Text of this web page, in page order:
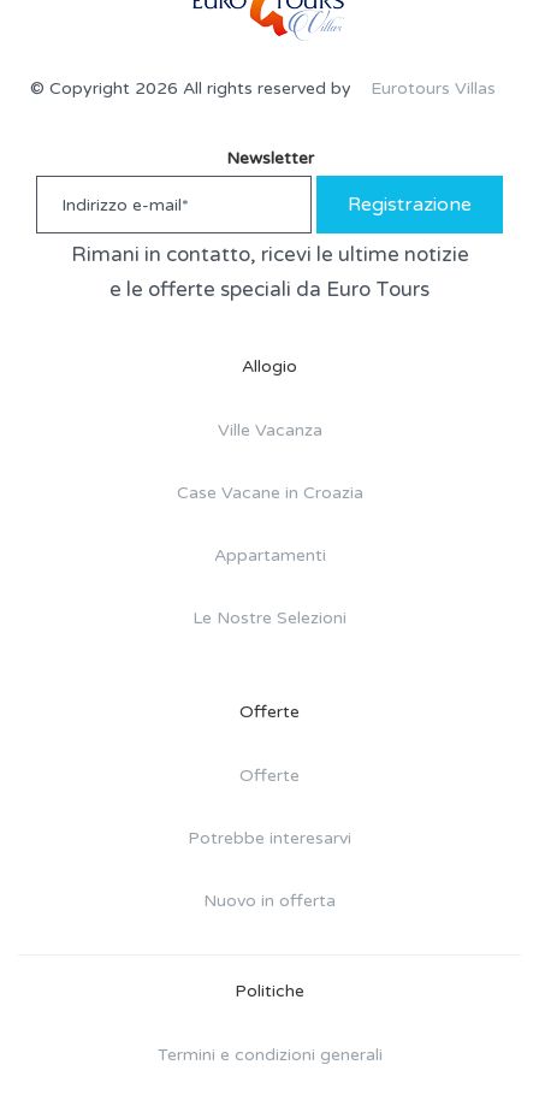
© Copyright 2026 All rights reserved by Eurotours Villas
Newsletter
Registrazione
Rimani in contatto, ricevi le ultime notizie
e le offerte speciali da Euro Tours
Allogio
Ville Vacanza
Case Vacane in Croazia
Appartamenti
Le Nostre Selezioni
Offerte
Offerte
Potrebbe interesarvi
Nuovo in offerta
Politiche
Termini e condizioni generali